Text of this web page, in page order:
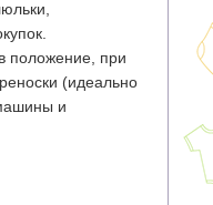
положение, при
(идеально
и